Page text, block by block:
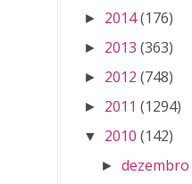
► 2014(176)
► 2013 (363)
► 2012 (748)
► 2011 (1294)
▼ 2010 (142)
►dezembro